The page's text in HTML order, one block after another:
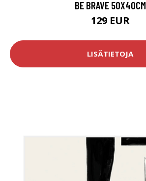
BE BRAVE 50X40CM
129 EUR
LISÄTIETOJA